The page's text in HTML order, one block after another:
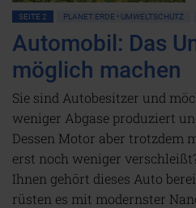
SEITE 2 PLANET ERDE • UMWELTSCHUTZ
Automobil: Das
möglich machen
Sie sind Autobesitzer und
weniger Abgase produziert
Dessen Motor aber trotzdem
erst noch weniger
Ihnen gehört dieses Auto
rüsten es mit modernster